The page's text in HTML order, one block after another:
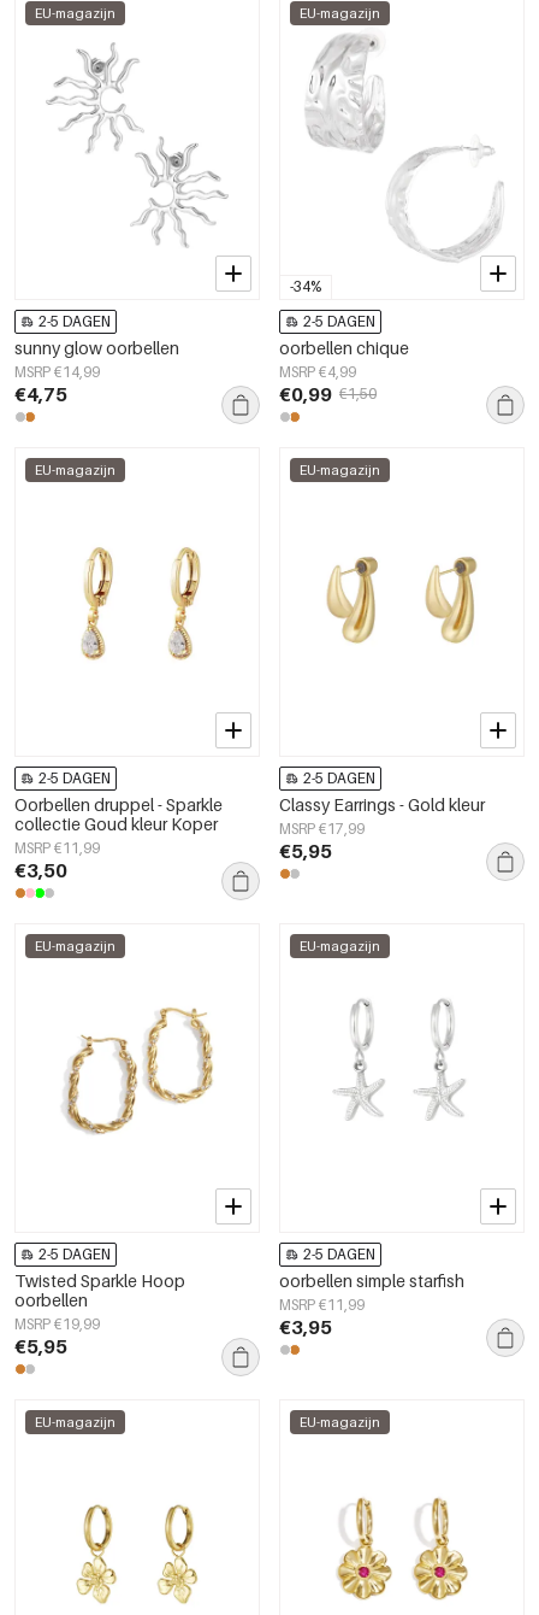
EU-magazijn
2-5 DAGEN
sunny glow oorbellen
MSRP €14,99
€4,75
-34%
EU-magazijn
2-5 DAGEN
oorbellen chique
MSRP €4,99
€0,99 €1,50
EU-magazijn
2-5 DAGEN
Oorbellen druppel - Sparkle
collectie Goud kleur Koper
MSRP €11,99
€3,50
EU-magazijn
2-5 DAGEN
Classy Earrings - Gold kleur
MSRP €17,99
€5,95
EU-magazijn
2-5 DAGEN
Twisted Sparkle Hoop
oorbellen
MSRP €19,99
€5,95
EU-magazijn
2-5 DAGEN
oorbellen simple starfish
MSRP €11,99
€3,95
EU-magazijn EU-magazijn